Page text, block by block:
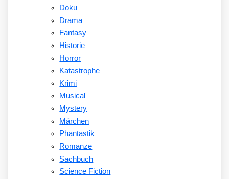
Doku
Drama
Fantasy
Historie
Horror
Katastrophe
Krimi
Musical
Mystery
Märchen
Phantastik
Romanze
Sachbuch
Science Fiction